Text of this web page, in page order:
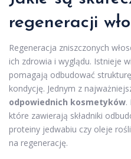
regeneracji
Regeneracja zniszczonych
ich zdrowia i wyglądu. Istnieje
pomagają odbudować strukturę
kondycję. Jednym z
odpowiednich kosmetyków.
które zawierają składniki
proteiny jedwabiu czy oleje
na regenerację.